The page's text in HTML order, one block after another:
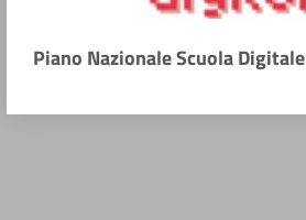
Piano Nazionale Scuola Digitale